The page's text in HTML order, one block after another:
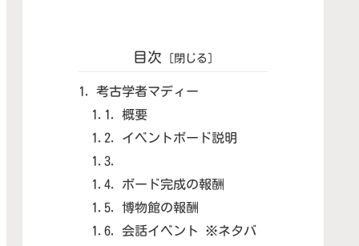
目次
考古学者マディー
概要
イベントボード説明
ボード完成の報酬
博物館の報酬
会話イベント ※ネタバ